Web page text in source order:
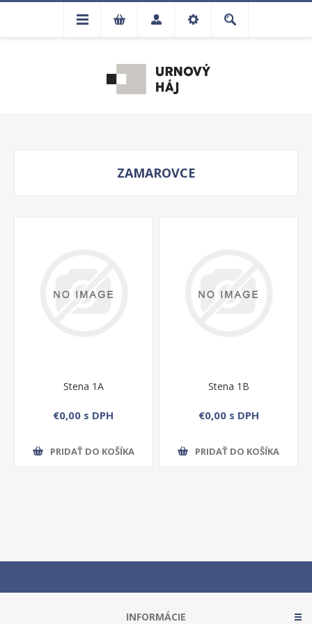
ZAMAROVCE
Stena 1A
€0,00 s DPH
PRIDAŤ DO KOŠÍKA
Stena 1B
€0,00 s DPH
PRIDAŤ DO KOŠÍKA
INFORMÁCIE